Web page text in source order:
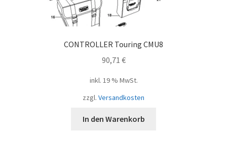
CONTROLLER Touring CMU8
90,71 €
inkl. 19 % MwSt.
zzgl. Versandkosten
In den Warenkorb